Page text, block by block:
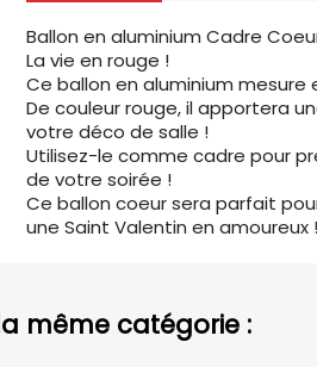
Ballon en aluminium Cadre
La vie en rouge !
Ce ballon en aluminium mesure
De couleur rouge, il apportera
votre déco de salle !
Utilisez-le comme cadre pour
de votre soirée !
Ce ballon coeur sera parfait
une Saint Valentin en amoureux !
même catégorie :